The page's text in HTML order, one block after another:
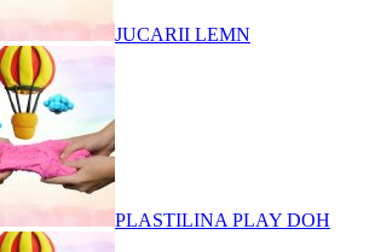
JUCARII LEMN
PLASTILINA PLAY DOH